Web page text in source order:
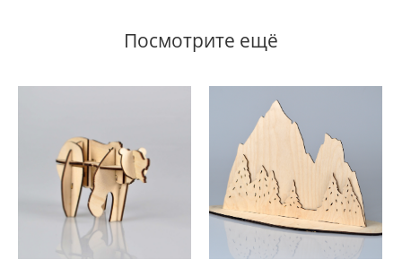
Посмотрите ещё